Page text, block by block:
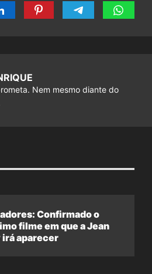
Nem mesmo diante do
Confirmado o
filme em que a Jean
irá aparecer